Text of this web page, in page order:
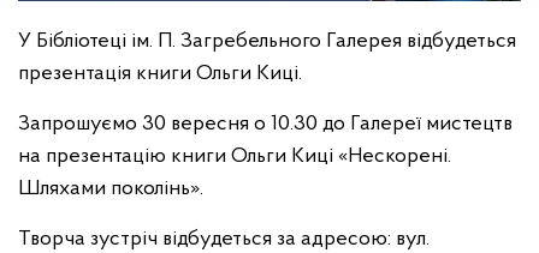
У Бібліотеці ім. П. Загребельного Галерея відбудеться
презентація книги Ольги Киці.
Запрошуємо 30 вересня о 10.30 до Галереї мистецтв
на презентацію книги Ольги Киці «Нескорені.
Шляхами поколінь».
Творча зустріч відбудеться за адресою: вул.